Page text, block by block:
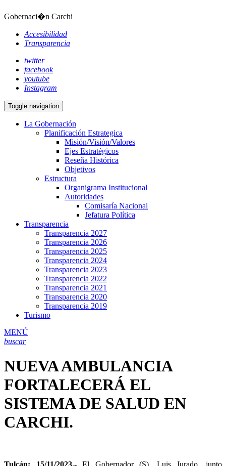
Gobernaci�n Carchi
Accesibilidad
Transparencia
twitter
facebook
youtube
Instagram
Toggle navigation
La Gobernación
Planificación Estrategica
Misión/Visión/Valores
Ejes Estratégicos
Reseña Histórica
Objetivos
Estructura
Organigrama Institucional
Autoridades
Comisaría Nacional
Jefatura Política
Transparencia
Transparencia 2027
Transparencia 2026
Transparencia 2025
Transparencia 2024
Transparencia 2023
Transparencia 2022
Transparencia 2021
Transparencia 2020
Transparencia 2019
Turismo
MENÚ
buscar
NUEVA AMBULANCIA
FORTALECERÁ EL
SISTEMA DE SALUD EN
CARCHI.
Tulcán; 15/11/2023.-El Gobernador (S), Luis Jurado, junto